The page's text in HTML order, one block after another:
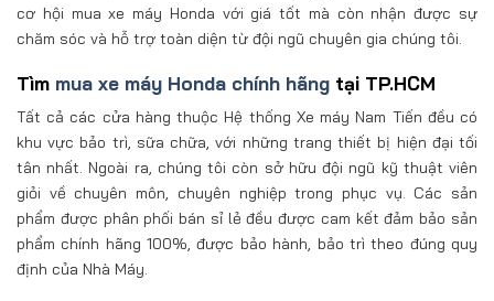
cơ hội mua xe máy Honda với giá tốt mà còn nhận được sự
chăm sóc và hỗ trợ toàn diện từ đội ngũ chuyên gia chúng tôi.
Tìm mua xe máy Honda chính hãng tại TP.HCM
Tất cả các cửa hàng thuộc Hệ thống Xe máy Nam Tiến đều có
khu vực bảo trì, sữa chữa, với những trang thiết bị hiện đại tối
tân nhất. Ngoài ra, chúng tôi còn sở hữu đội ngũ kỹ thuật viên
giỏi về chuyên môn, chuyên nghiệp trong phục vụ. Các sản
phẩm được phân phối bán sỉ lẻ đều được cam kết đảm bảo sản
phẩm chính hãng 100%, được bảo hành, bảo trì theo đúng quy
định của Nhà Máy.